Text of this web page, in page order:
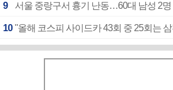
9 서울 중랑구서 흉기 난동…60대 남성 2명
10 "올해 코스피 사이드카 43회 중 25회는